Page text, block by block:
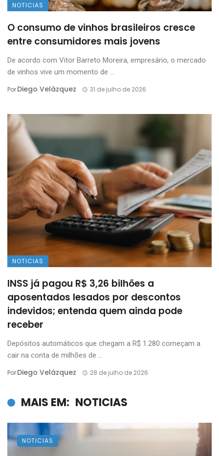
NOTICIAS
O consumo de vinhos brasileiros cresce
entre consumidores mais jovens
De acordo com Vitor Barreto Moreira, empresário, o mercado
de vinhos vive um momento de ...
PorDiego Velázquez 31 de julho de 2026
NOTICIAS
INSS já pagou R$ 3,26 bilhões a
aposentados lesados por descontos
indevidos; entenda quem ainda pode
receber
Depósitos automáticos que chegam a R$ 1.280 começam a
cair na conta de milhões de ...
PorDiego Velázquez 28 de julho de 2026
MAIS EM: NOTICIAS
NOTICIAS